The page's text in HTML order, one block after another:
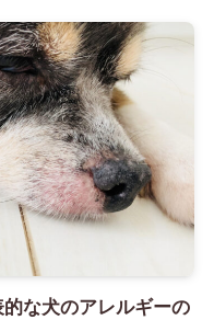
な犬のアレルギーの